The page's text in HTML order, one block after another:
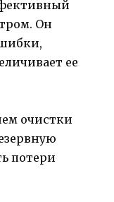
Он
ее
очистки
потери